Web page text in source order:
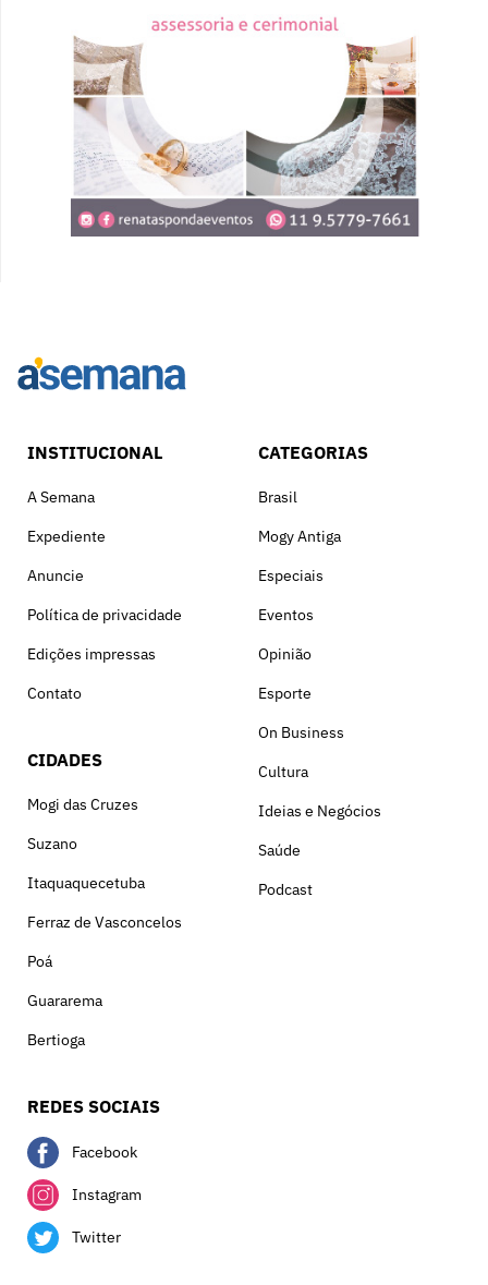
INSTITUCIONAL
A Semana
Expediente
Anuncie
Política de privacidade
Edições impressas
Contato
CIDADES
Mogi das Cruzes
Suzano
Itaquaquecetuba
Ferraz de Vasconcelos
Poá
Guararema
Bertioga
CATEGORIAS
Brasil
Mogy Antiga
Especiais
Eventos
Opinião
Esporte
On Business
Cultura
Ideias e Negócios
Saúde
Podcast
REDES SOCIAIS
Facebook
Instagram
Twitter